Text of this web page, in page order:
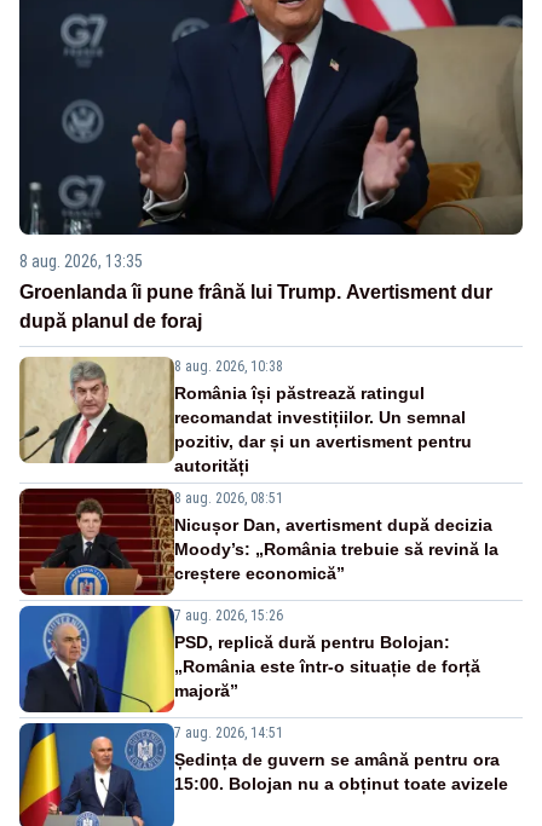
8 aug. 2026, 13:35
Groenlanda îi pune frână lui Trump. Avertisment dur
după planul de foraj
8 aug. 2026, 10:38
România își păstrează ratingul
recomandat investițiilor. Un semnal
pozitiv, dar și un avertisment pentru
autorități
8 aug. 2026, 08:51
Nicușor Dan, avertisment după decizia
Moody’s: „România trebuie să revină la
creștere economică”
7 aug. 2026, 15:26
PSD, replică dură pentru Bolojan:
„România este într-o situație de forță
majoră”
7 aug. 2026, 14:51
Ședința de guvern se amână pentru ora
15:00. Bolojan nu a obținut toate avizele